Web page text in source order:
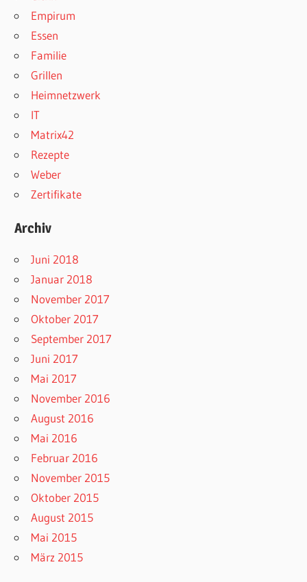
Empirum
Essen
Familie
Grillen
Heimnetzwerk
IT
Matrix42
Rezepte
Weber
Zertifikate
Archiv
Juni 2018
Januar 2018
November 2017
Oktober 2017
September 2017
Juni 2017
Mai 2017
November 2016
August 2016
Mai 2016
Februar 2016
November 2015
Oktober 2015
August 2015
Mai 2015
März 2015